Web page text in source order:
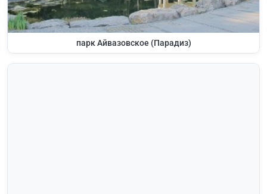
парк Айвазовское (Парадиз)